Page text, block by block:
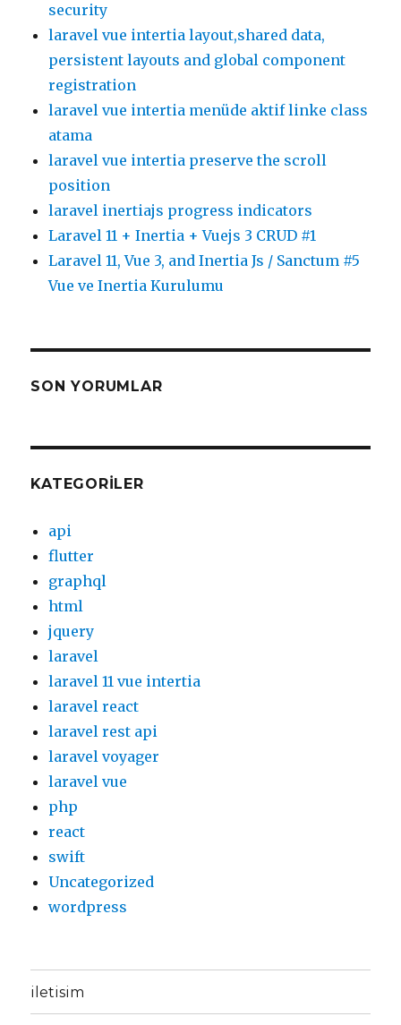
security
laravel vue intertia layout,shared data,
persistent layouts and global component
registration
laravel vue intertia menüde aktif linke class
atama
laravel vue intertia preserve the scroll
position
laravel inertiajs progress indicators
Laravel 11 + Inertia + Vuejs 3 CRUD #1
Laravel 11, Vue 3, and Inertia Js / Sanctum #5
Vue ve Inertia Kurulumu
SON YORUMLAR
KATEGORILER
api
flutter
graphql
html
jquery
laravel
laravel 11 vue intertia
laravel react
laravel rest api
laravel voyager
laravel vue
php
react
swift
Uncategorized
wordpress
iletisim